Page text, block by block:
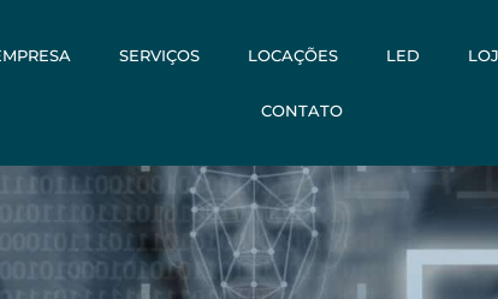
SERVIÇOS LOCAÇÕES LED
CONTATO